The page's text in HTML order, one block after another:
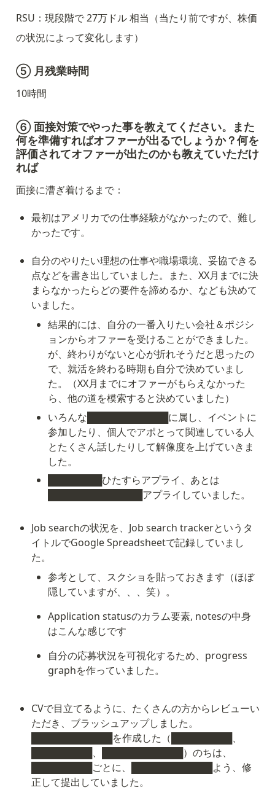
RSU：現段階で 27万ドル 相当（当たり前ですが、株価
の状況によって変化します）
⑤ 月残業時間
10時間
⑥ 面接対策でやった事を教えてください。また
何を準備すればオファーが出るでしょうか？何を
評価されてオファーが出たのかも教えていただけ
れば
面接に漕ぎ着けるまで：
最初はアメリカでの仕事経験がなかったので、難し
かったです。
自分のやりたい理想の仕事や職場環境、妥協できる
点などを書き出していました。また、XX月までに決
まらなかったらどの要件を諦めるか、なども決めて
いました。
結果的には、自分の一番入りたい会社＆ポジシ
ョンからオファーを受けることができました。
が、終わりがないと心が折れそうだと思ったの
で、就活を終わる時期も自分で決めていまし
た。（XX月までにオファーがもらえなかった
ら、他の道を模索すると決めていました）
いろんな████████████に属し、イベントに
参加したり、個人でアポとって関連している人
とたくさん話したりして解像度を上げていきま
した。
████████ひたすらアプライ、あとは
██████████████アプライしていました。
Job searchの状況を、Job search trackerというタ
イトルでGoogle Spreadsheetで記録していまし
た。
参考として、スクショを貼っておきます（ほぼ
隠していますが、、、笑）。
Application statusのカラム要素, notesの中身
はこんな感じです
自分の応募状況を可視化するため、progress
graphを作っていました。
CVで目立てるように、たくさんの方からレビューい
ただき、ブラッシュアップしました。
████████████を作成した（█████████、
█████████、████████████）のちは、
█████████ごとに、████████████よう、修
正して提出していました。